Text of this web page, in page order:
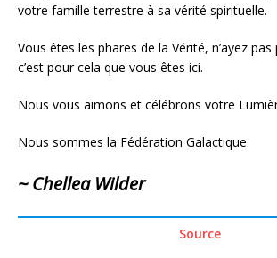
votre famille terrestre à sa vérité spirituelle.
Vous êtes les phares de la Vérité, n’ayez
c’est pour cela que vous êtes ici.
Nous vous aimons et célébrons votre
Nous sommes la Fédération Galactique.
~ Chellea Wilder
Source